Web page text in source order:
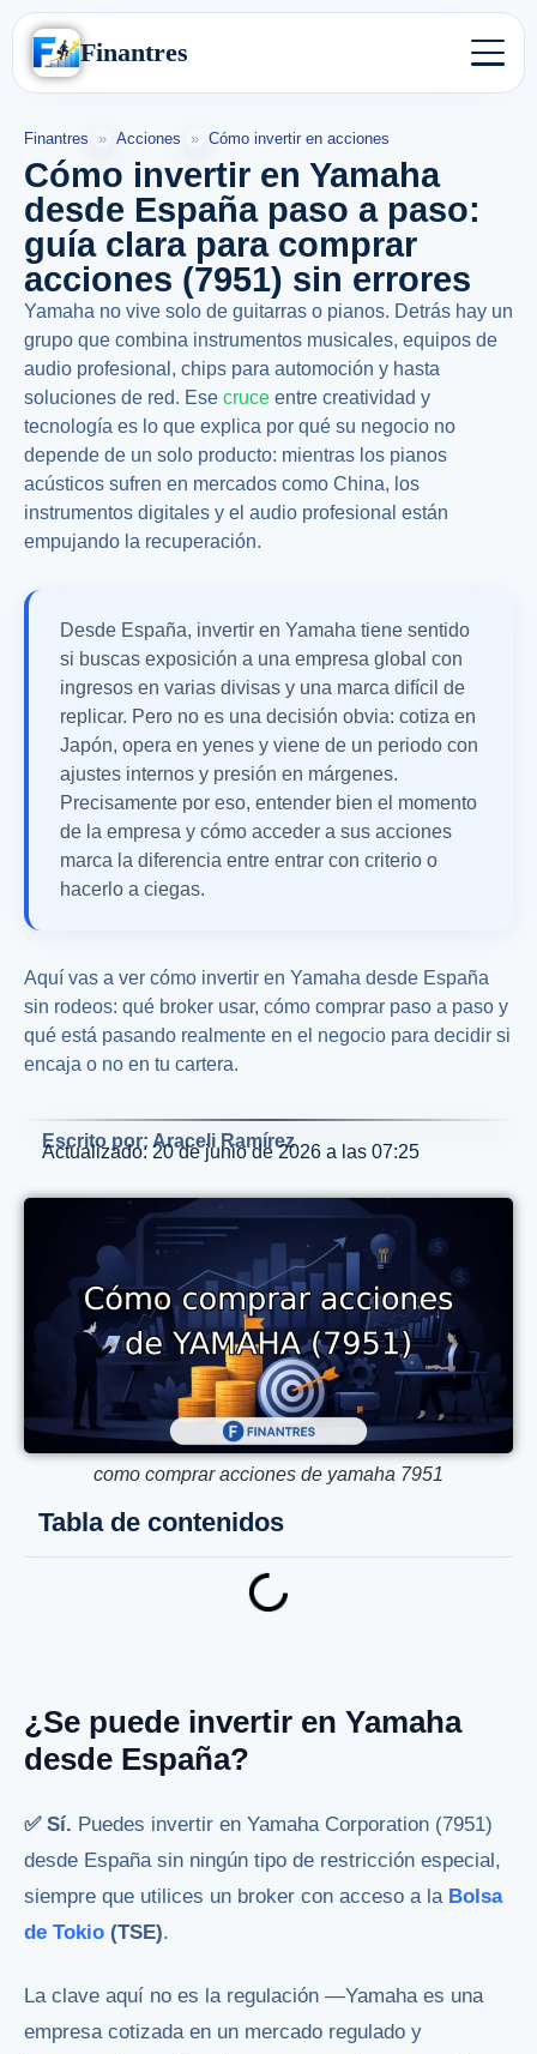
Finantres
Finantres » Acciones » Cómo invertir en acciones
Cómo invertir en Yamaha
desde España paso a paso:
guía clara para comprar
acciones (7951) sin errores
Yamaha no vive solo de guitarras o pianos. Detrás hay un
grupo que combina instrumentos musicales, equipos de
audio profesional, chips para automoción y hasta
soluciones de red. Ese cruce entre creatividad y
tecnología es lo que explica por qué su negocio no
depende de un solo producto: mientras los pianos
acústicos sufren en mercados como China, los
instrumentos digitales y el audio profesional están
empujando la recuperación.
Desde España, invertir en Yamaha tiene sentido
si buscas exposición a una empresa global con
ingresos en varias divisas y una marca difícil de
replicar. Pero no es una decisión obvia: cotiza en
Japón, opera en yenes y viene de un periodo con
ajustes internos y presión en márgenes.
Precisamente por eso, entender bien el momento
de la empresa y cómo acceder a sus acciones
marca la diferencia entre entrar con criterio o
hacerlo a ciegas.
Aquí vas a ver cómo invertir en Yamaha desde España
sin rodeos: qué broker usar, cómo comprar paso a paso y
qué está pasando realmente en el negocio para decidir si
encaja o no en tu cartera.
Escrito por: Araceli Ramírez
Actualizado: 20 de junio de 2026 a las 07:25
como comprar acciones de yamaha 7951
Tabla de contenidos
¿Se puede invertir en Yamaha
desde España?
✅ Sí. Puedes invertir en Yamaha Corporation (7951)
desde España sin ningún tipo de restricción especial,
siempre que utilices un broker con acceso a la Bolsa
de Tokio (TSE).
La clave aquí no es la regulación —Yamaha es una
empresa cotizada en un mercado regulado y